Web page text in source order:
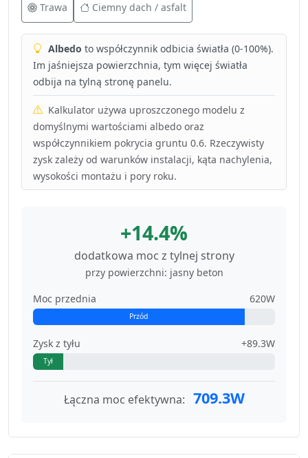
Trawa Ciemny dach / asfalt
Albedo to współczynnik odbicia światła (0-100%).
Im jaśniejsza powierzchnia, tym więcej światła
odbija na tylną stronę panelu.
Kalkulator używa uproszczonego modelu z
domyślnymi wartościami albedo oraz
współczynnikiem pokrycia gruntu 0.6. Rzeczywisty
zysk zależy od warunków instalacji, kąta nachylenia,
wysokości montażu i pory roku.
+14.4%
dodatkowa moc z tylnej strony
przy powierzchni: jasny beton
Moc przednia
620W
Przód
Zysk z tyłu +89.3W
Tył
Łączna moc efektywna: 709.3W